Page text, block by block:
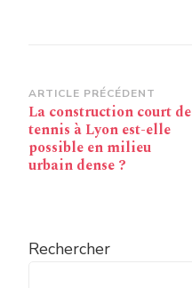
Navigation
d’article
ARTICLE PRÉCÉDENT
La construction court de
tennis à Lyon est-elle
possible en milieu
urbain dense ?
Rechercher